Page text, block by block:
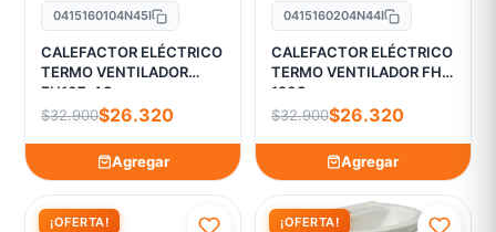
0415160104N45I
CALEFACTOR ELÉCTRICO
TERMO VENTILADOR
FH107-AS
$32.900$26.320
Agregar
0415160204N44I
CALEFACTOR ELÉCTRICO
TERMO VENTILADOR FH-
120S
$32.900$26.320
Agregar
¡OFERTA! ¡OFERTA!